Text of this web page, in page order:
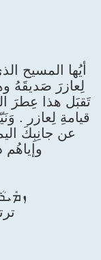
أيُها المسيح
لِعازرَ صَديقَهُ
تَقبَل هذا عِطرَ
قيامةِ لِعازر .
عن جانِبِكَ